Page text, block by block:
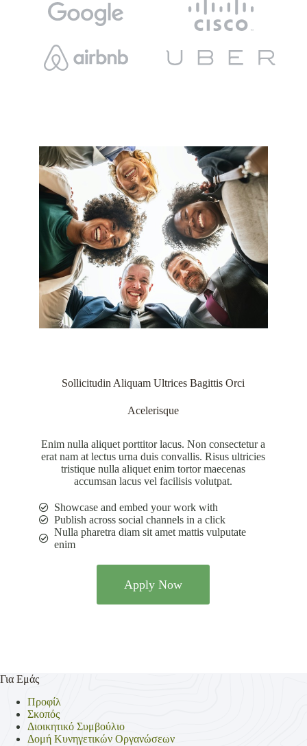
Sollicitudin Aliquam Ultrices Bagittis Orci
Acelerisque
Enim nulla aliquet porttitor lacus. Non consectetur a
erat nam at lectus urna duis convallis. Risus ultricies
tristique nulla aliquet enim tortor maecenas
accumsan lacus vel facilisis volutpat.
Showcase and embed your work with
Publish across social channels in a click
Nulla pharetra diam sit amet mattis vulputate
enim
Apply Now
Για Εμάς
Προφίλ
Σκοπός
Διοικητικό Συμβούλιο
Δομή Κυνηγετικών Οργανώσεων